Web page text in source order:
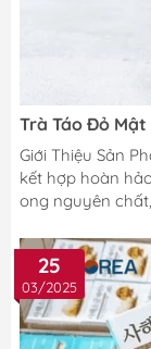
Trà Táo Đỏ Mật
Dưỡng Từ
Giới Thiệu Sản
kết hợp hoàn
ong nguyên
uống bổ dưỡng
còn hỗ trợ giữ
Sản phẩm được
Quốc, đảm bảo
Quang Minh tự
25
03/2025